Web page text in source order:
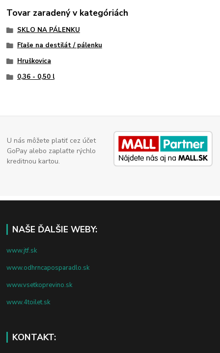
Tovar zaradený v kategóriách
SKLO NA PÁLENKU
Fľaše na destilát / pálenku
Hruškovica
0,36 - 0,50 l
U nás môžete platiť cez účet
GoPay alebo zaplaťte rýchlo
kreditnou kartou.
NAŠE ĎALŠIE WEBY:
www.jtf.sk
www.odhrncaposparadlo.sk
www.vsetkoprevino.sk
www.4toilet.sk
KONTAKT: